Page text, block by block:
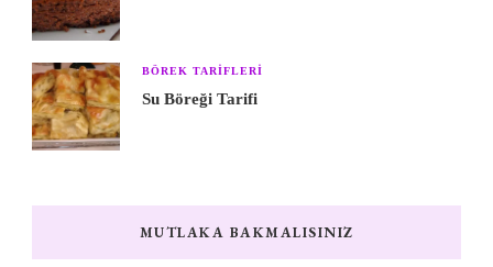
BÖREK TARIFLERI
Su Böreği Tarifi
MUTLAKA BAKMALISINIZ